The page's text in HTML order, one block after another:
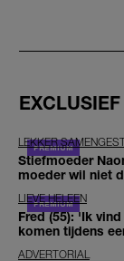
LEKKER
Stiefmoeder
moeder wil niet
LIEVE HELEEN
Fred (55): 'Ik
komen tijdens
ADVERTORIAL